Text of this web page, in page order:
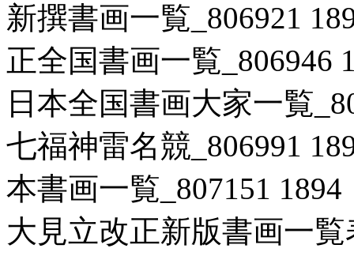
新撰書画一覧_806921
正全国書画一覧_806946
日本全国書画大家一覧
七福神雷名競_806991
本書画一覧_807151
大見立改正新版書画一覧